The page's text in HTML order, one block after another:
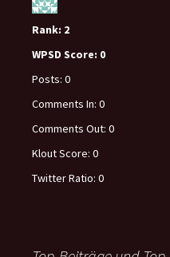
Rank: 2
WPSD Score: 0
Posts: 0
Comments In: 0
Comments Out: 0
Klout Score: 0
Twitter Ratio: 0